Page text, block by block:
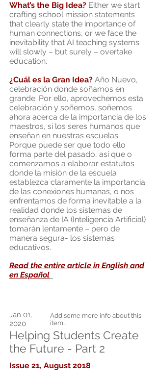
What’s the Big Idea? Either we start
crafting school mission statements
that clearly state the importance of
human connections, or we face the
inevitability that AI teaching systems
will slowly – but surely – overtake
education.
¿Cuál es la Gran Idea? Año Nuevo,
celebración donde soñamos en
grande. Por ello, aprovechemos esta
celebración y soñemos, soñemos
ahora acerca de la importancia de los
maestros, si los seres humanos que
enseñan en nuestras escuelas.
Porque puede ser que todo ello
forma parte del pasado, así que o
comenzamos a elaborar estatutos
donde la misión de la escuela
establezca claramente la importancia
de las conexiones humanas, o nos
enfrentamos de forma inevitable a la
realidad donde los sistemas de
enseñanza de IA (Inteligencia Artificial)
tomarán lentamente – pero de
manera segura- los sistemas
educativos.
Read the entire article in English and
en Español.
Jan 01,
2020
Add some more info about this
item...
Helping Students Create
the Future - Part 2
Issue 21, August 2018